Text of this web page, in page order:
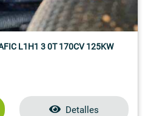
L1H1 3 0T 170CV 125KW
Detalles